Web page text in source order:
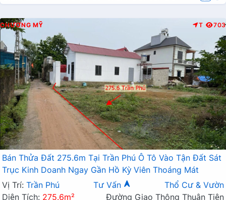
CHƯƠNG MỸ T 703
Bán Thửa Đất 275.6m Tại Trần Phú Ô Tô Vào Tận Đất Sát
Trục Kinh Doanh Ngay Gần Hồ Kỳ Viên Thoáng Mát
Vị Trí: Trần Phú Tư Vấn
Thổ Cư & Vườn
Diện Tích: 275.6m²
Đường Giao Thông Thuận Tiện